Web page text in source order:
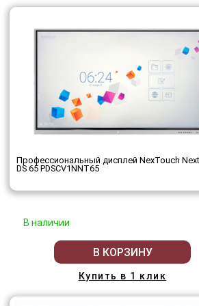
Профессиональный дисплей NexTouch
DS 65 PDSCV1NNT65
В наличии
В КОРЗИНУ
Купить в 1 клик